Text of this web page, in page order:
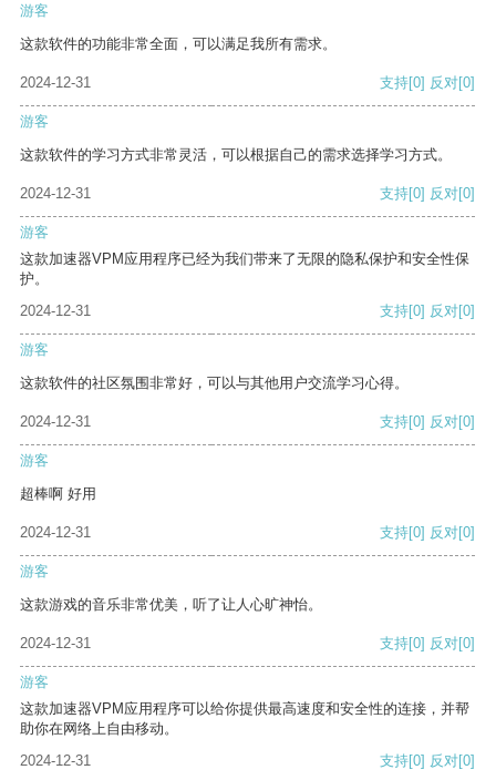
游客
这款软件的功能非常全面，可以满足我所有需求。
2024-12-31 支持[0] 反对[0]
游客
这款软件的学习方式非常灵活，可以根据自己的需求选择学习方式。
2024-12-31 支持[0] 反对[0]
游客
这款加速器VPM应用程序已经为我们带来了无限的隐私保护和安全性保
护。
2024-12-31
支持[0] 反对[0]
游客
这款软件的社区氛围非常好，可以与其他用户交流学习心得。
2024-12-31 支持[0] 反对[0]
游客
超棒啊 好用
2024-12-31 支持[0] 反对[0]
游客
这款游戏的音乐非常优美，听了让人心旷神怡。
2024-12-31 支持[0] 反对[0]
游客
这款加速器VPM应用程序可以给你提供最高速度和安全性的连接，并帮
助你在网络上自由移动。
2024-12-31
支持[0] 反对[0]